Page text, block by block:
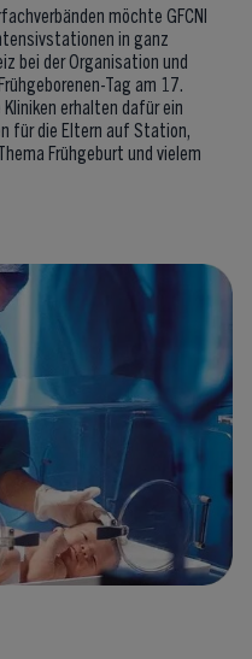
möchte GFCNI
in ganz
bei der Organisation und
Tag am 17.
erhalten dafür ein
für die Eltern auf Station,
Frühgeburt und vielem